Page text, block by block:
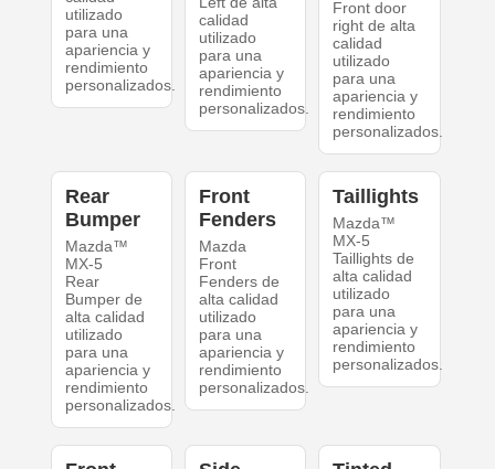
utilizado
para una
apariencia y
rendimiento
personalizados.
calidad
utilizado
para una
apariencia y
rendimiento
personalizados.
Front door
right de alta
calidad
utilizado
para una
apariencia y
rendimiento
personalizados.
Rear
Bumper
Mazda™
MX-5
Rear
Bumper de
alta calidad
utilizado
para una
apariencia y
rendimiento
personalizados.
Front
Fenders
Mazda
Front
Fenders de
alta calidad
utilizado
para una
apariencia y
rendimiento
personalizados.
Taillights
Mazda™
MX-5
Taillights de
alta calidad
utilizado
para una
apariencia y
rendimiento
personalizados.